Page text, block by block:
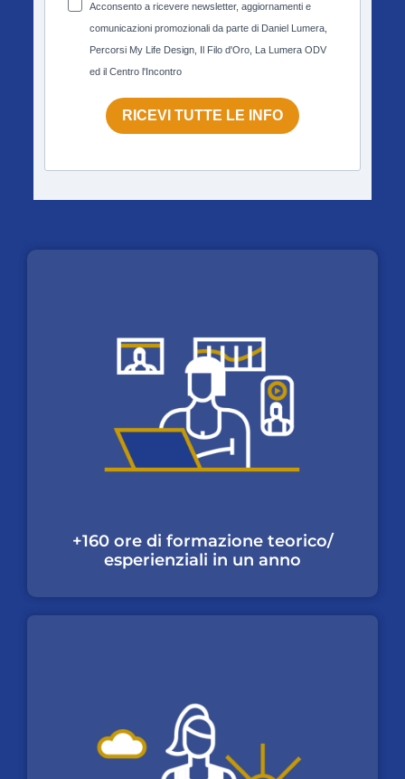
Acconsento a ricevere newsletter, aggiornamenti e
comunicazioni promozionali da parte di Daniel Lumera,
Percorsi My Life Design, Il Filo d'Oro, La Lumera ODV
ed il Centro l'Incontro
RICEVI TUTTE LE INFO
+160 ore di formazione teorico/
esperienziali in un anno